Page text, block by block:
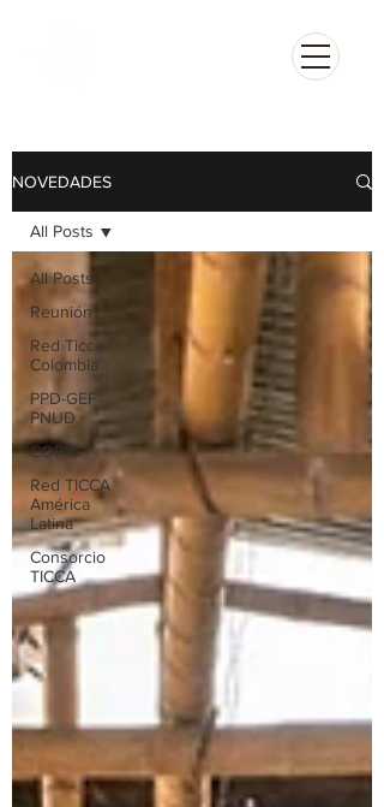
NOVEDADES
All Posts
Reunión
Red Ticca
Colombia
PPD-GEF-
PNUD
COP16
Red TICCA
América
Latina
Consorcio
TICCA
All Posts